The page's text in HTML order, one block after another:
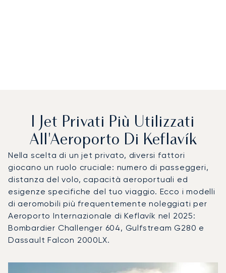
I Jet Privati Più Utilizzati
All'Aeroporto Di Keflavík
Nella scelta di un jet privato, diversi fattori
giocano un ruolo cruciale: numero di passeggeri,
distanza del volo, capacità aeroportuali ed
esigenze specifiche del tuo viaggio. Ecco i modelli
di aeromobili più frequentemente noleggiati per
Aeroporto Internazionale di Keflavík nel 2025:
Bombardier Challenger 604, Gulfstream G280 e
Dassault Falcon 2000LX.
Modello di aeromobile